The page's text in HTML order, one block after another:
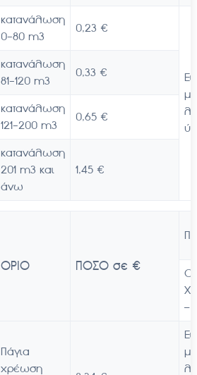
κατανάλωση
0-80 m3
0,23 €
κατανάλωση
81-120 m3
0,33 €
κατανάλωση
121-200 m3
0,65 €
κατανάλωση
201 m3 και
άνω
1,45 €
ΟΡΙΟ
ΠΟΣΟ σε €
–
Πάγια
χρέωση